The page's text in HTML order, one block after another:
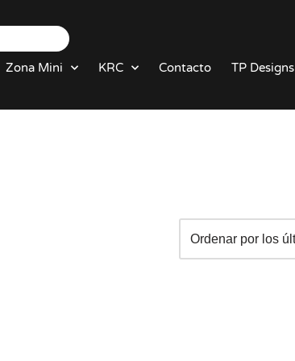
Zona Mini KRC Contacto TP Designs